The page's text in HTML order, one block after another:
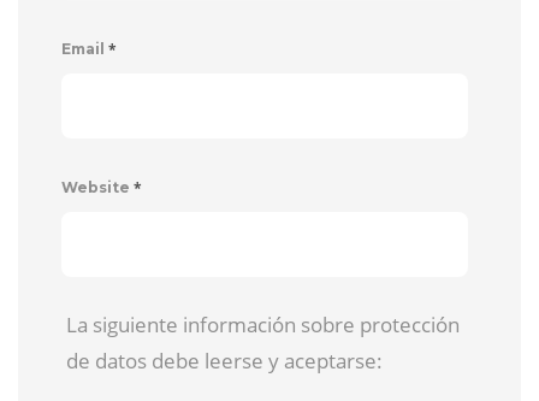
Email *
Website *
La siguiente información sobre protección
de datos debe leerse y aceptarse: